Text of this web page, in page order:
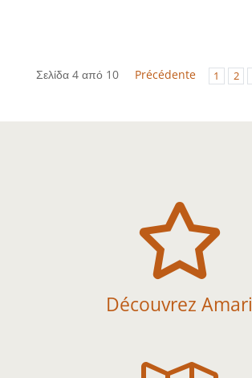
Σελίδα 4 από 10 Précédente 1 2

Découvrez Amari